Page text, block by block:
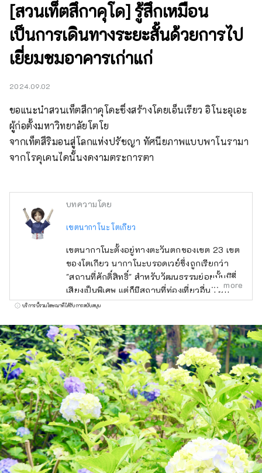
[สวนเท็ตสึกาคุโด] รู้สึกเหมือน
เป็นการเดินทางระยะสั้นด้วยการไป
เยี่ยมชมอาคารเก่าแก่
2024.09.02
ขอแนะนำสวนเท็ตสึกาคุโดะซึ่งสร้างโดยเอ็นเรียว อิโนะอุเอะ
ผู้ก่อตั้งมหาวิทยาลัยโตโย
จากเท็ตสึริมอนสู่โลกแห่งปรัชญา ทัศนียภาพแบบพาโนรามา
จากโรคุเคนไดนั้นงดงามตระการตา
บทความโดย
เขตนากาโนะ โตเกียว
เขตนากาโนะตั้งอยู่ทางตะวันตกของเขต 23 เขต
ของโตเกียว นากาโนะบรอดเวย์ซึ่งถูกเรียกว่า
"สถานที่ศักดิ์สิทธิ์" สำหรับวัฒนธรรมย่อยนั้นมีชื่อ
เสียงเป็นพิเศษ แต่ก็มีสถานที่ท่องเที่ยวอื่นๆ อีก
มากมาย เช่น ศาลเจ้าเก่าแก่ วัด และอาหารรส
ปรับปรุงใหม่ ซึ่งว่ากันว่าจะเกิดขึ้นทุกๆ 100 ปี
และในขณะที่เมืองกำลังอยู่ระหว่างการ
เปลี่ยนแปลง เมืองนากาโนะก็มีหลายแง่มุม เช่น
ถนนช้อปปิ้งที่คึกคักซึ่งเต็มไปด้วยมนุษยชาติสมัย
เก่า ความหลากหลายของเมืองนี้ยังเชื่อมโยงกับ
คุณลักษณะของเมืองซึ่งมีประชากรประมาณ
17,000 คนจากประมาณ 120 ประเทศ
more
บริการนี้รวมโฆษณาที่ได้รับการสนับสนุน